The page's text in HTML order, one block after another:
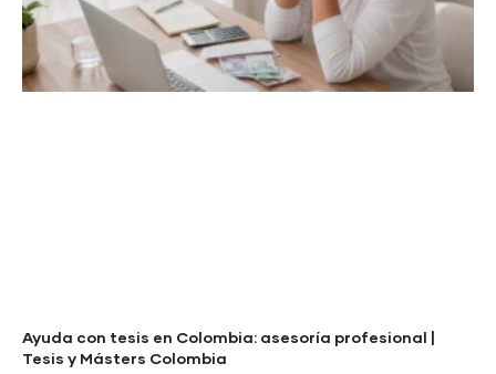
Ayuda con tesis en Colombia: asesoría profesional |
Tesis y Másters Colombia